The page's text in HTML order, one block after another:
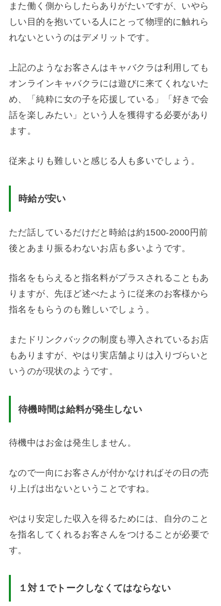
また働く側からしたらありがたいですが、いやら
しい目的を抱いている人にとって物理的に触れら
れないというのはデメリットです。
上記のようなお客さんはキャバクラは利用しても
オンラインキャバクラには遊びに来てくれないた
め、「純粋に女の子を応援している」「好きで会
話を楽しみたい」という人を獲得する必要があり
ます。
従来よりも難しいと感じる人も多いでしょう。
時給が安い
ただ話しているだけだと時給は約1500-2000円前
後とあまり振るわないお店も多いようです。
指名をもらえると指名料がプラスされることもあ
りますが、先ほど述べたように従来のお客様から
指名をもらうのも難しいでしょう。
またドリンクバックの制度も導入されているお店
もありますが、やはり実店舗よりは入りづらいと
いうのが現状のようです。
待機時間は給料が発生しない
待機中はお金は発生しません。
なので一向にお客さんが付かなければその日の売
り上げは出ないということですね。
やはり安定した収入を得るためには、自分のこと
を指名してくれるお客さんをつけることが必要で
す。
１対１でトークしなくてはならない